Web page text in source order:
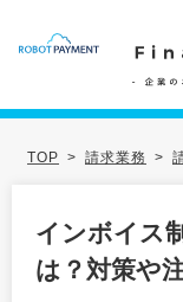
TOP > 請求業務 >
インボイス
は？対策や